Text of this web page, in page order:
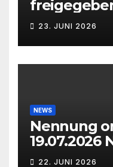
Befall
23. JUNI 2026
NEWS
Nennung
19.07.2026
Lauf VG + EG
22. JUNI 2026